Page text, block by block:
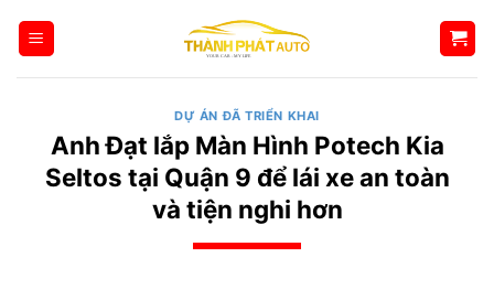
qua
DỰ ÁN ĐÃ TRIỂN KHAI
Anh Đạt lắp Màn Hình Potech Kia
Seltos tại Quận 9 để lái xe an toàn
và tiện nghi hơn